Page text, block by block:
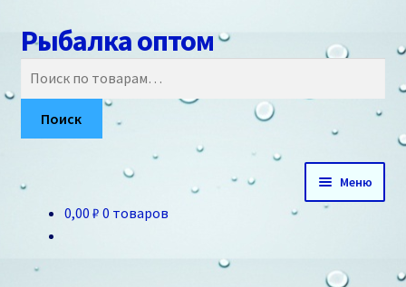
Перейти
к
навигации
Перейти
к
содержимому
Рыбалка оптом
Поиск
Меню
О нас
0,00 ₽ 0 товаров